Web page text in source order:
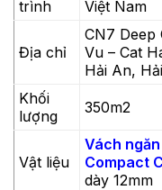
trình
Việt Nam
Địa chỉ
CN7 Deep
Vu – Cat
Hải An,
Khối
lượng
350m2
Vật liệu
Vách
Compact
dày 12mm